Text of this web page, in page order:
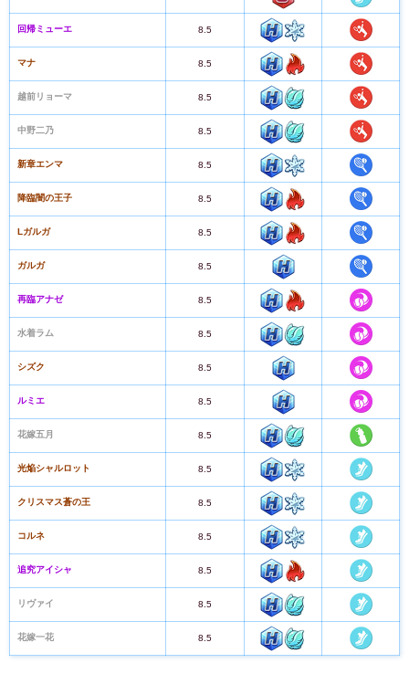
回帰ミューエ 8.5
マナ 8.5
越前リョーマ 8.5
中野二乃 8.5
新章エンマ 8.5
降臨闇の王子 8.5
Lガルガ 8.5
ガルガ 8.5
再臨アナゼ 8.5
水着ラム 8.5
シズク 8.5
ルミエ 8.5
花嫁五月 8.5
光焔シャルロット 8.5
クリスマス蒼の王 8.5
コルネ 8.5
追究アイシャ 8.5
リヴァイ 8.5
花嫁一花 8.5